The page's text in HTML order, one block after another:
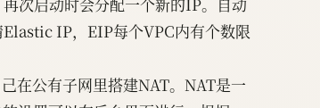
IP，EIP每个VPC内有个数限
在公有子网里搭建NAT。NAT是一